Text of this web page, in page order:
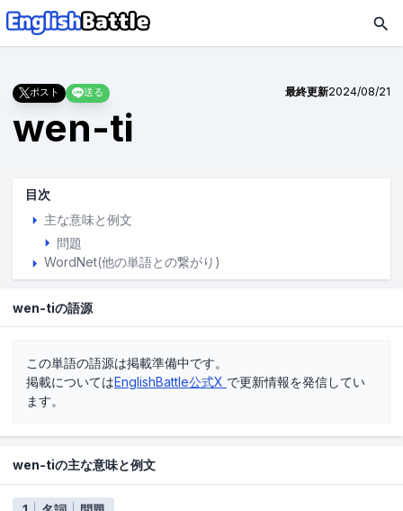
ポスト 送る 最終更新2024/08/21
wen-ti
目次
主な意味と例文
問題
WordNet(他の単語との繋がり)
wen-tiの語源
この単語の語源は掲載準備中です。
掲載についてはEnglishBattle公式X で更新情報を発信してい
ます。
wen-tiの主な意味と例文